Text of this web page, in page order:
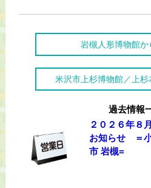
岩槻人形博物館か
米沢市上杉博物館／上
過去情報
２０２６年８
お知らせ ＝
市 岩槻=